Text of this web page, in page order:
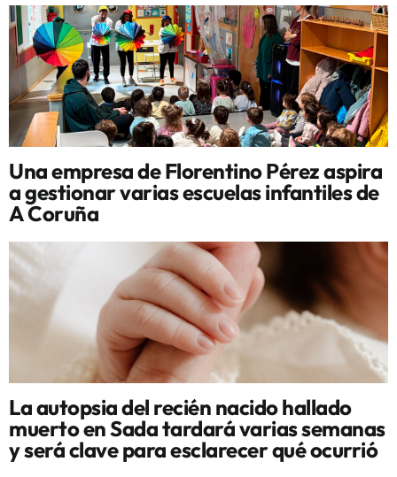
Una empresa de Florentino Pérez aspira
a gestionar varias escuelas infantiles de
A Coruña
La autopsia del recién nacido hallado
muerto en Sada tardará varias semanas
y será clave para esclarecer qué ocurrió